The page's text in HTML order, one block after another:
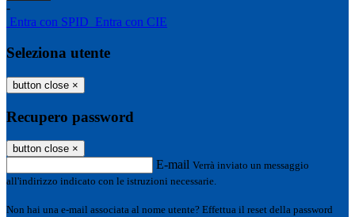
-
Entra con SPID Entra con CIE
Seleziona utente
button close ×
Recupero password
button close ×
E-mail Verrà inviato un messaggio
all'indirizzo indicato con le istruzioni necessarie.
Non hai una e-mail associata al nome utente? Effettua il reset della password